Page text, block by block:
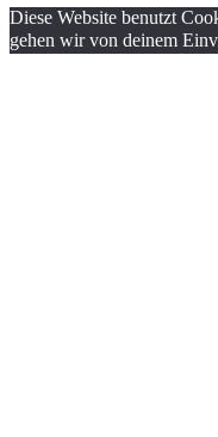
Diese Website benutzt
gehen wir von deinem